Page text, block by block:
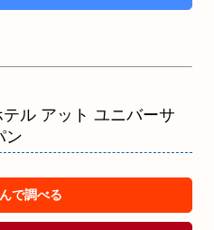
ル アット ユニバーサ
ン
で調べる